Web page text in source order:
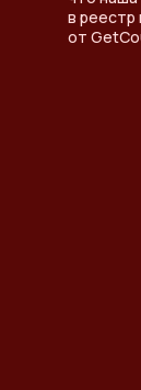
в реестр
от